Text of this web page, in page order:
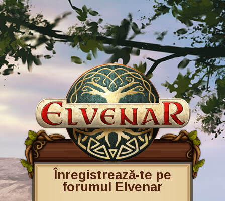
Înregistrează-te pe
forumul Elvenar